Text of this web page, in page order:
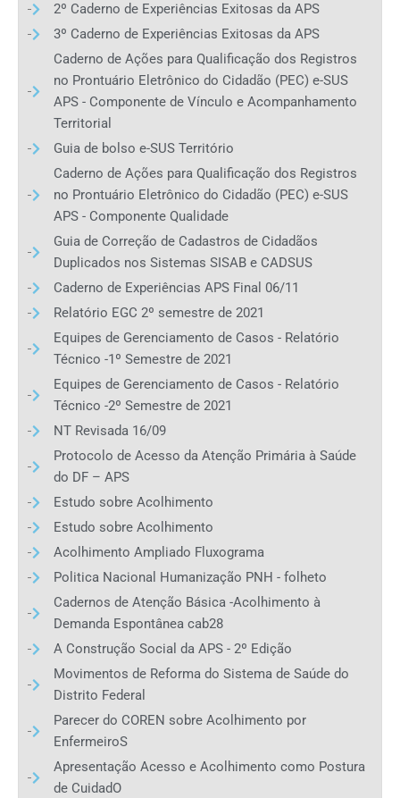
2º Caderno de Experiências Exitosas da APS
3º Caderno de Experiências Exitosas da APS
Caderno de Ações para Qualificação dos Registros
no Prontuário Eletrônico do Cidadão (PEC) e-SUS
APS - Componente de Vínculo e Acompanhamento
Territorial
Guia de bolso e-SUS Território
Caderno de Ações para Qualificação dos Registros
no Prontuário Eletrônico do Cidadão (PEC) e-SUS
APS - Componente Qualidade
Guia de Correção de Cadastros de Cidadãos
Duplicados nos Sistemas SISAB e CADSUS
Caderno de Experiências APS Final 06/11
Relatório EGC 2º semestre de 2021
Equipes de Gerenciamento de Casos - Relatório
Técnico -1º Semestre de 2021
Equipes de Gerenciamento de Casos - Relatório
Técnico -2º Semestre de 2021
NT Revisada 16/09
Protocolo de Acesso da Atenção Primária à Saúde
do DF – APS
Estudo sobre Acolhimento
Estudo sobre Acolhimento
Acolhimento Ampliado Fluxograma
Politica Nacional Humanização PNH - folheto
Cadernos de Atenção Básica -Acolhimento à
Demanda Espontânea cab28
A Construção Social da APS - 2º Edição
Movimentos de Reforma do Sistema de Saúde do
Distrito Federal
Parecer do COREN sobre Acolhimento por
EnfermeiroS
Apresentação Acesso e Acolhimento como Postura
de CuidadO